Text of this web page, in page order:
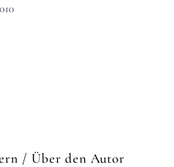
/ Über den Autor